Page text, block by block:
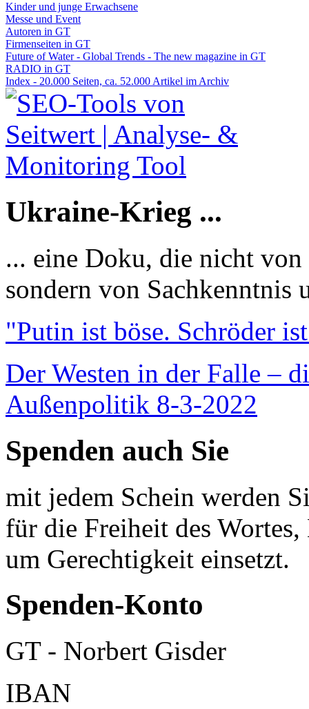
Kinder und junge Erwachsene
Messe und Event
Autoren in GT
Firmenseiten in GT
Future of Water - Global Trends - The new magazine in GT
RADIO in GT
Index - 20.000 Seiten, ca. 52.000 Artikel im Archiv
Ukraine-Krieg ...
... eine Doku, die nicht
sondern von Sachkenntnis
"Putin ist böse. Schröder
Der Westen in der Falle –
Außenpolitik 8-3-2022
Spenden auch Sie
mit jedem Schein werden
für die Freiheit des
um Gerechtigkeit einsetzt.
Spenden-Konto
GT - Norbert Gisder
IBAN